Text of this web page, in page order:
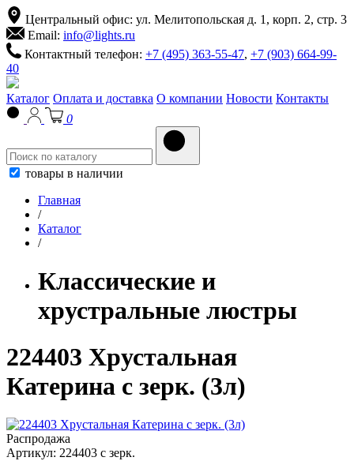
Центральный офис: ул. Мелитопольская д. 1, корп. 2, стр. 3
Email: info@lights.ru
Контактный телефон: +7 (495) 363-55-47, +7 (903) 664-99-
40
Каталог Оплата и доставка О компании Новости Контакты
0
товары в наличии
Главная
/
Каталог
/
Классические и
хрустральные люстры
224403 Хрустальная
Катерина с зерк. (3л)
Распродажа
Артикул: 224403 с зерк.